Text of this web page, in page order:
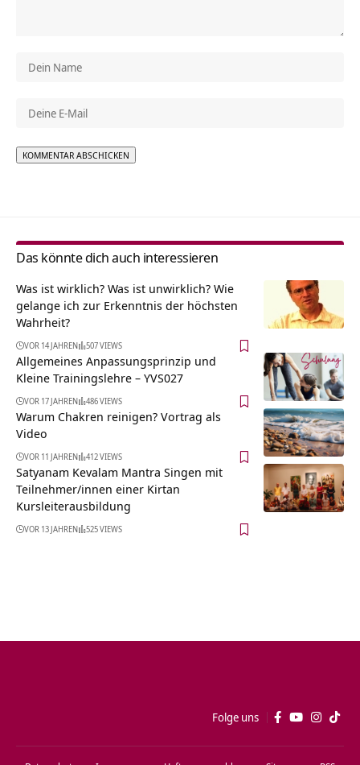
Das könnte dich auch interessieren
Was ist wirklich? Was ist unwirklich? Wie
gelange ich zur Erkenntnis der höchsten
Wahrheit?
VOR 14 JAHREN 507 VIEWS
Allgemeines Anpassungsprinzip und
Kleine Trainingslehre – YVS027
VOR 17 JAHREN 486 VIEWS
Warum Chakren reinigen? Vortrag als
Video
VOR 11 JAHREN 412 VIEWS
Satyanam Kevalam Mantra Singen mit
Teilnehmer/innen einer Kirtan
Kursleiterausbildung
VOR 13 JAHREN 525 VIEWS
Folge uns